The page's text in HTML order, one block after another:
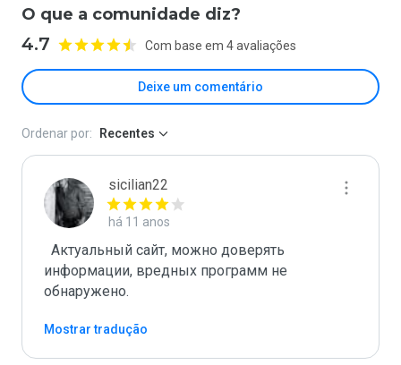
O que a comunidade diz?
4.7 Com base em 4 avaliações
Deixe um comentário
Ordenar por: Recentes
sicilian22
há 11 anos
информации, вредных программ не
обнаружено.
Mostrar tradução